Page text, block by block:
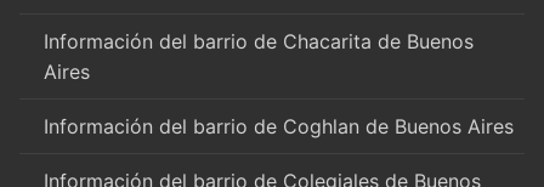
Información del barrio de Chacarita de Buenos
Aires
Información del barrio de Coghlan de Buenos Aires
Información del barrio de Colegiales de Buenos